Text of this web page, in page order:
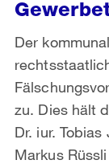
Der
zu. Dies hält
Dr. iur.
Markus